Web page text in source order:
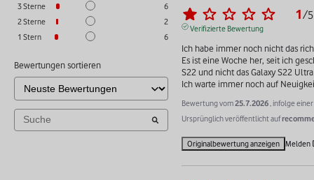
3Sterne
6
2Sterne
2
1 Stern 6
Bewertungen sortieren
1/5
Verifizierte Bewertung
Ich habe immer noch nicht das
Es ist eine Woche her, seit ich
S22 und nicht das Galaxy S22
Ich warte immer noch auf
Bewertung vom25.7.2026 , infolge
Ursprünglich veröffentlicht auf
Originalbewertung anzeigen Melden